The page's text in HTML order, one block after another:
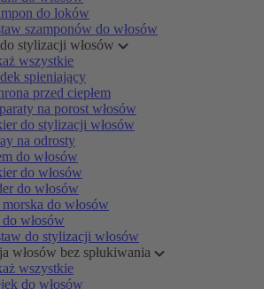
do loków
szamponów do włosów
stylizacji włosów
wszystkie
spieniający
przed ciepłem
na porost włosów
do stylizacji włosów
na odrosty
do włosów
do włosów
do włosów
do włosów
włosów
do stylizacji włosów
włosów bez spłukiwania
wszystkie
do włosów